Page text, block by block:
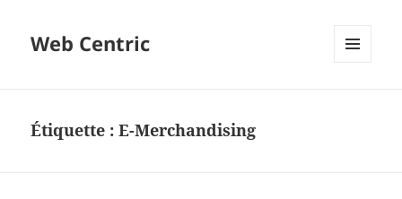
Web Centric
Étiquette :E-Merchandising